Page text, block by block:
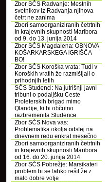
Zbor SČS Radvanje: Mestnih
svetnikov iz Radvanja njihova
četrt ne zanima
Zbori samoorganiziranih četrtnih
in krajevnih skupnosti Maribora
od 9. do 13. junija 2014
Zbor SČS Magdalena: OBNOVA
KOŠARKARSKEGA IGRIŠČA
BO!
Zbor SČS Koroška vrata: Tudi v
Koroških vratih že razmišljali o
prihodnjih letih
SČS Studenci: Na jutrišnji javni
tribuni o podaljšku Ceste
Proleterskih brigad mimo
Qlandije, ki bi občutno
razbremenila Studence
Zbor SČS Nova vas:
Problematika okolja odslej na
dnevnem redu enkrat mesečno
Zbori samoorganiziranih četrtnih
in krajevnih skupnosti Maribora
od 16. do 20. junija 2014
Zbor SČS Pobrežje: Marsikateri
problem bi se lahko rešil že z
malo dobre volje